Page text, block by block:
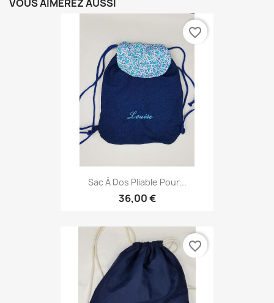
VOUS AIMEREZ AUSSI
Sac À Dos Pliable Pour...
36,00 €
favorite_border
favorite_border